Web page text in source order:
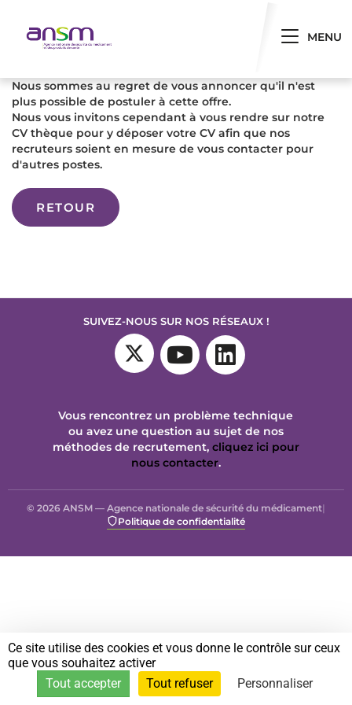
Toggle
MENU
Nous sommes au regret de vous annoncer qu'il n'est
plus possible de postuler à cette offre.
Nous vous invitons cependant à vous rendre sur notre
CV thèque pour y déposer votre CV afin que nos
recruteurs soient en mesure de vous contacter pour
d'autres postes.
RETOUR
SUIVEZ-NOUS SUR NOS RÉSEAUX !
Vous rencontrez un problème technique
ou avez une question au sujet de nos
méthodes de recrutement, cliquez ici pour
nous contacter.
© 2026 ANSM — Agence nationale de sécurité du médicament|
Politique de confidentialité
Ce site utilise des cookies et vous donne le contrôle sur ceux
que vous souhaitez activer
Tout accepter
Tout refuser Personnaliser